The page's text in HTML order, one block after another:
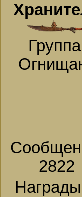
2822